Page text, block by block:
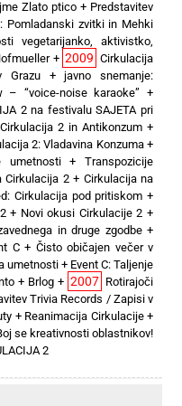
Zlato ptico+ Predstavitev
Pomladanski zvitki in Mehki
vegetarijanko, aktivistko,
+ 2009 Cirkulacija
Grazu + javno snemanje:
– “voice-noise karaoke” +
2 na festivalu SAJETA pri
Cirkulacija 2 in Antikonzum+
2: Vladavina Konzuma+
umetnosti+Transpozicije
Cirkulacija 2+ Cirkulacija na
Cirkulacija pod pritiskom +
+ Novi okusi Cirkulacije 2 +
in druge zgodbe+
C+ Čisto običajen večer v
umetnosti + Event C: Taljenje
+ Brlog+ 2007 Rotirajoči
Trivia Records / Zapisi v
+ Reanimacija Cirkulacije+
se kreativnosti oblastnikov!
2